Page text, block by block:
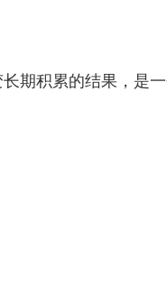
期积累的结果，是一